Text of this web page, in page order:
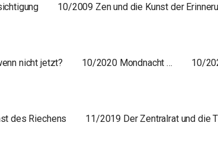
10/2009 Zen und die Kunst der
nicht jetzt? 10/2020 Mondnacht … 10/
des Riechens 11/2019 Der Zentralrat und die